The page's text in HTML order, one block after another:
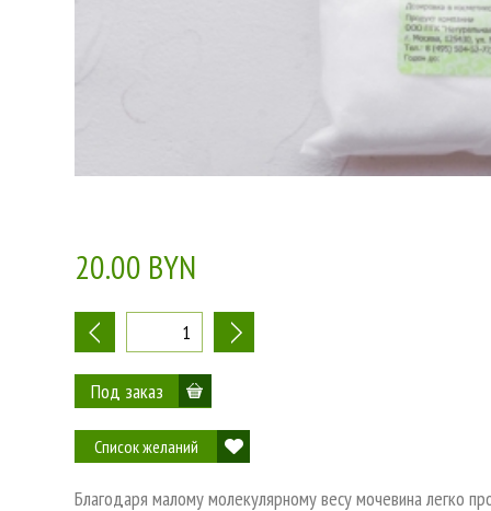
20.00 BYN
- +
Список желаний
Благодаря малому молекулярному весу мочевина легко